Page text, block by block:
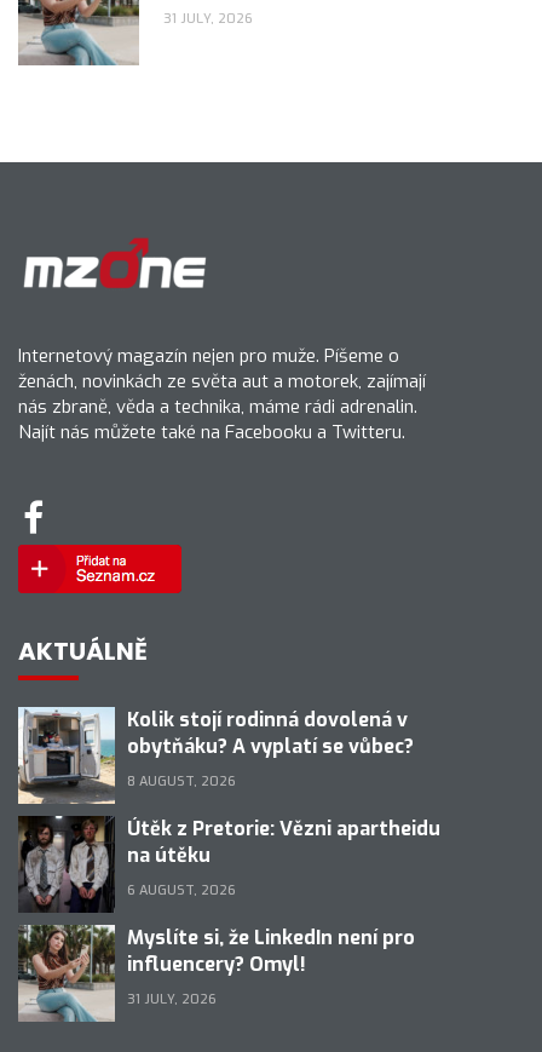
31 JULY, 2026
Internetový magazín nejen pro muže. Píšeme o
ženách, novinkách ze světa aut a motorek, zajímají
nás zbraně, věda a technika, máme rádi adrenalin.
Najít nás můžete také na Facebooku a Twitteru.
AKTUÁLNĚ
Kolik stojí rodinná dovolená v
obytňáku? A vyplatí se vůbec?
8 AUGUST, 2026
Útěk z Pretorie: Vězni apartheidu
na útěku
6 AUGUST, 2026
Myslíte si, že LinkedIn není pro
influencery? Omyl!
31 JULY, 2026